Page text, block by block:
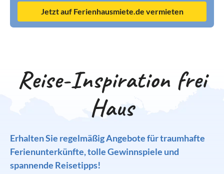
Jetzt auf Ferienhausmiete.de vermieten
Reise-Inspiration frei
Haus
Erhalten Sie regelmäßig Angebote für traumhafte
Ferienunterkünfte, tolle Gewinnspiele und
spannende Reisetipps!